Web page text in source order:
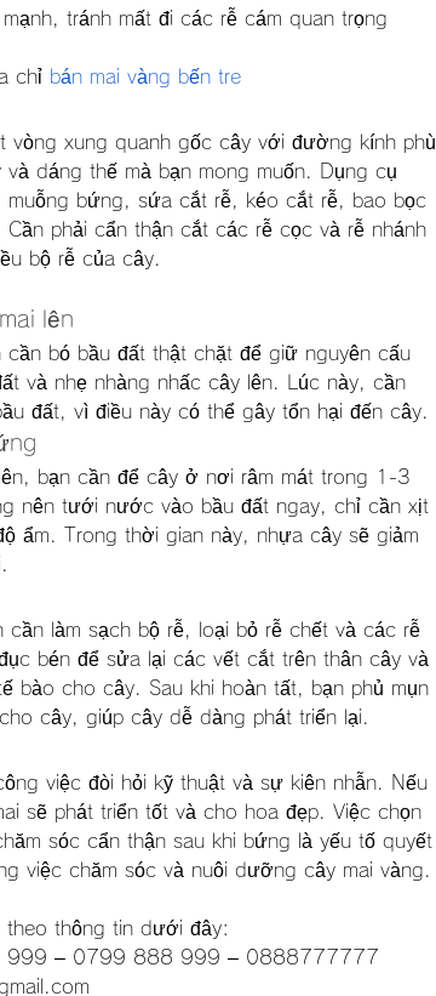
tránh mất đi các rễ cám quan trọng
chỉ bán mai vàng bến tre
vòng xung quanh gốc cây với đường kính phù
dáng thế mà bạn mong muốn. Dụng cụ
muỗng bứng, sứa cắt rễ, kéo cắt rễ, bao bọc
phải cẩn thận cắt các rễ cọc và rễ nhánh
bộ rễ của cây.
lên
cần bó bầu đất thật chặt để giữ nguyên cấu
và nhẹ nhàng nhấc cây lên. Lúc này, cần
đất, vì điều này có thể gây tổn hại đến cây.
bạn cần để cây ở nơi râm mát trong 1-3
nên tưới nước vào bầu đất ngay, chỉ cần xịt
ẩm. Trong thời gian này, nhựa cây sẽ giảm
cần làm sạch bộ rễ, loại bỏ rễ chết và các rễ
bén để sửa lại các vết cắt trên thân cây và
bào cho cây. Sau khi hoàn tất, bạn phủ mụn
cây, giúp cây dễ dàng phát triển lại.
việc đòi hỏi kỹ thuật và sự kiên nhẫn. Nếu
sẽ phát triển tốt và cho hoa đẹp. Việc chọn
sóc cẩn thận sau khi bứng là yếu tố quyết
việc chăm sóc và nuôi dưỡng cây mai vàng.
theo thông tin dưới đây:
999 – 0799 888 999 – 0888777777